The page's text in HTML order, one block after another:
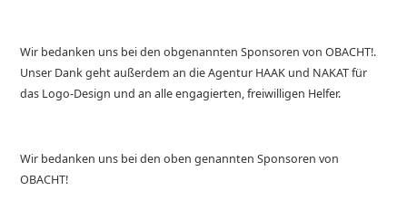
Wir bedanken uns bei den obgenannten Sponsoren von OBACHT!.
Unser Dank geht außerdem an die Agentur HAAK und NAKAT für
das Logo-Design und an alle engagierten, freiwilligen Helfer.
Wir bedanken uns bei den oben genannten Sponsoren von
OBACHT!